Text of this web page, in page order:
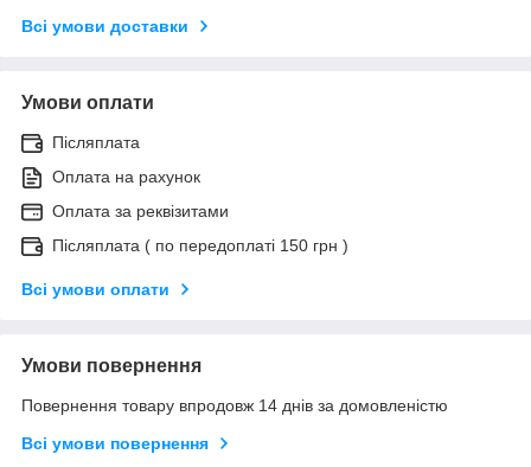
Всі умови доставки
Умови оплати
Післяплата
Оплата на рахунок
Оплата за реквізитами
Післяплата ( по передоплаті 150 грн )
Всі умови оплати
Умови повернення
Повернення товару впродовж 14 днів за домовленістю
Всі умови повернення